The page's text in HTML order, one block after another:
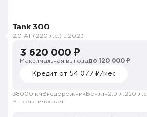
Tank 300
2023
3 620 000 ₽
Максимальная выгодадо 120 000 ₽
Кредит от 54 077 ₽/мес
38000 км Внедорожник Бензин2.0 л. 220 л.с.
Автоматическая